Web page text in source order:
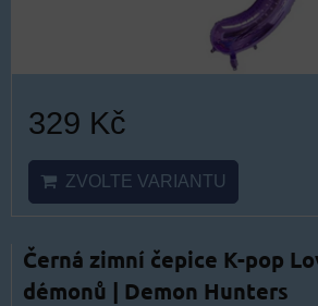
329 Kč
ZVOLTE VARIANTU
Černá zimní čepice K-pop
démonů | Demon Hunters